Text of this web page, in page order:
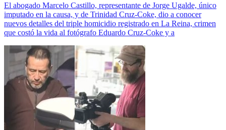
El abogado Marcelo Castillo, representante de Jorge Ugalde, único
imputado en la causa, y de Trinidad Cruz-Coke, dio a conocer
nuevos detalles del triple homicidio registrado en La Reina, crimen
que costó la vida al fotógrafo Eduardo Cruz-Coke y a